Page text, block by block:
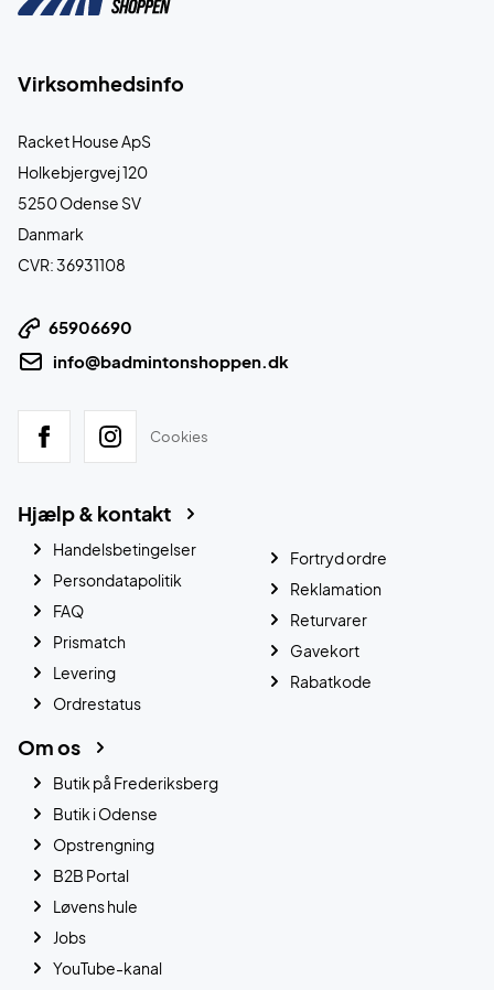
Virksomhedsinfo
Racket House ApS
Holkebjergvej 120
5250 Odense SV
Danmark
CVR: 36931108
65906690
info@badmintonshoppen.dk
Cookies
Hjælp & kontakt
Handelsbetingelser
Persondatapolitik
FAQ
Prismatch
Levering
Ordrestatus
Fortryd ordre
Reklamation
Returvarer
Gavekort
Rabatkode
Om os
Butik på Frederiksberg
Butik i Odense
Opstrengning
B2B Portal
Løvens hule
Jobs
YouTube-kanal